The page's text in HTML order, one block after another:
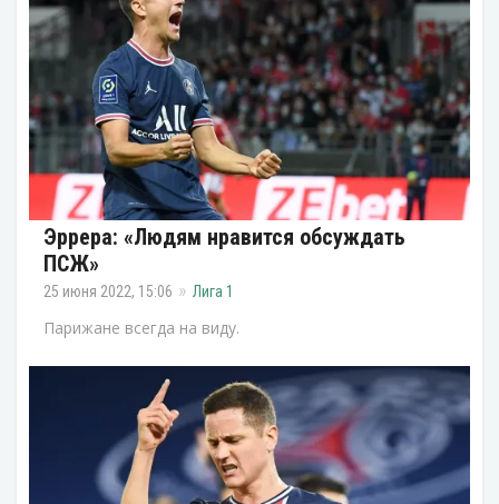
Эррера: «Людям нравится обсуждать
ПСЖ»
25 июня 2022, 15:06 Лига 1
Парижане всегда на виду.